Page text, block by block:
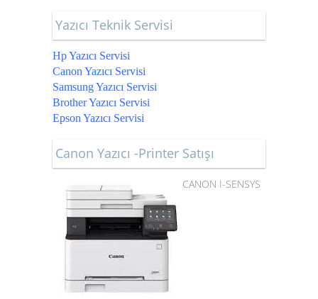
Yazıcı Teknik Servisi
Hp Yazıcı Servisi
Canon Yazıcı Servisi
Samsung Yazıcı Servisi
Brother Yazıcı Servisi
Epson Yazıcı Servisi
Canon Yazıcı -Printer Satışı
CANON I-SENSYS